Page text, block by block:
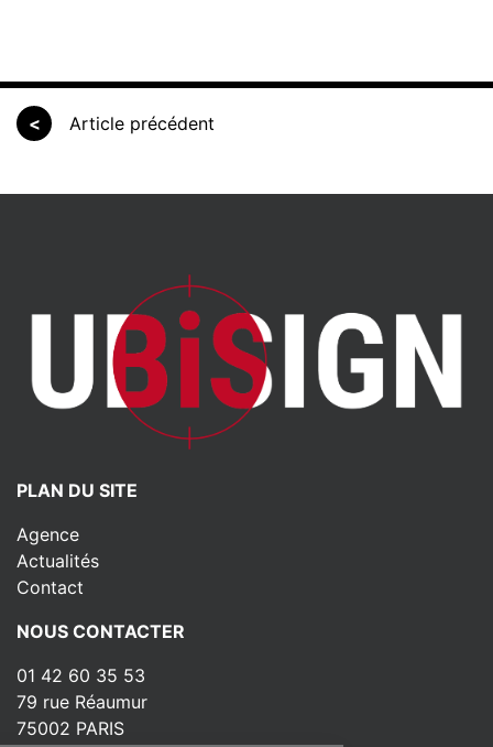
< Article précédent
PLAN DU SITE
Agence
Actualités
Contact
NOUS CONTACTER
01 42 60 35 53
79 rue Réaumur
75002 PARIS